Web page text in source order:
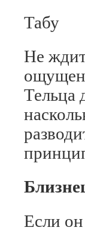
Табу
Не
Тельца
Если